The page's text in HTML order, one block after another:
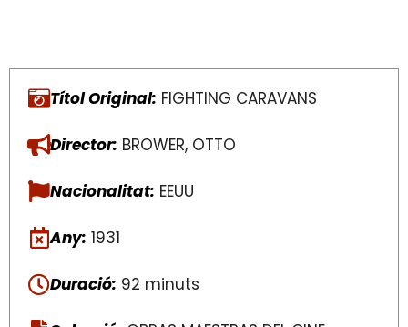
Títol Original: FIGHTING CARAVANS
Director: BROWER, OTTO
Nacionalitat: EEUU
Any: 1931
Duració: 92 minuts